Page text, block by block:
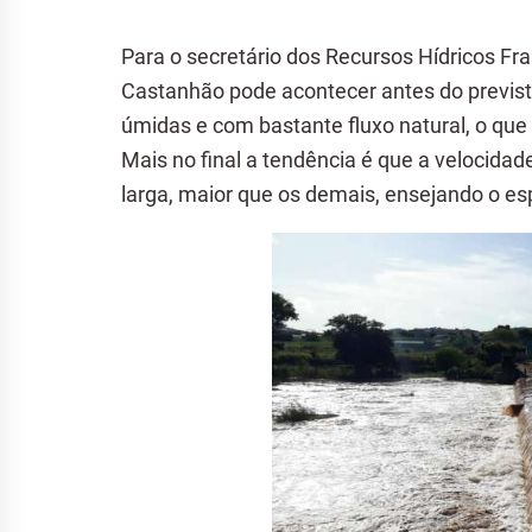
Para o secretário dos Recursos Hídricos
Castanhão pode acontecer antes do
úmidas e com bastante fluxo natural, o
Mais no final a tendência é que a
larga, maior que os demais, ensejando o